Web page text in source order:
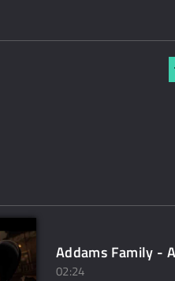
Addams Family -
02:24